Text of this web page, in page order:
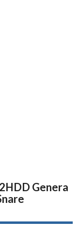
Genera